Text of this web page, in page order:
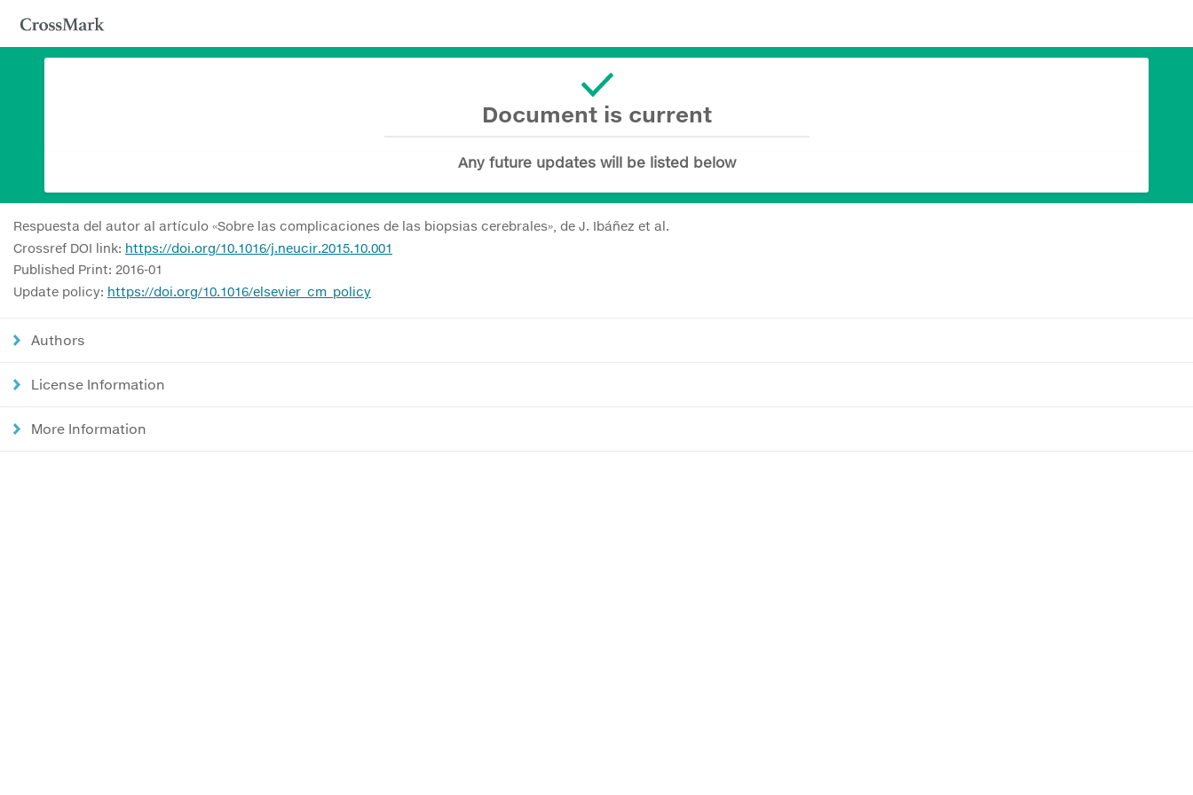
Document is current
Any future updates will be listed below
Respuesta del autor al artículo «Sobre las complicaciones de las biopsias cerebrales», de J. Ibáñez et al.
Crossref DOI link: https://doi.org/10.1016/j.neucir.2015.10.001
Published Print: 2016-01
Update policy: https://doi.org/10.1016/elsevier_cm_policy
Authors
License Information
More Information